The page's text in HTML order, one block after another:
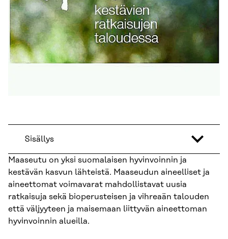
Sisällys
Maaseutu on yksi suomalaisen hyvinvoinnin ja
kestävän kasvun lähteistä. Maaseudun aineelliset ja
aineettomat voimavarat mahdollistavat uusia
ratkaisuja sekä bioperusteisen ja vihreaän talouden
että väljyyteen ja maisemaan liittyvän aineettoman
hyvinvoinnin alueilla.